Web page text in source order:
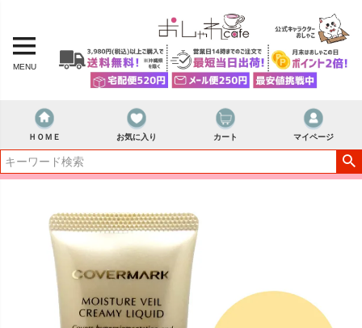
MENU
ＨＯＭＥ お気に入り カート マイページ